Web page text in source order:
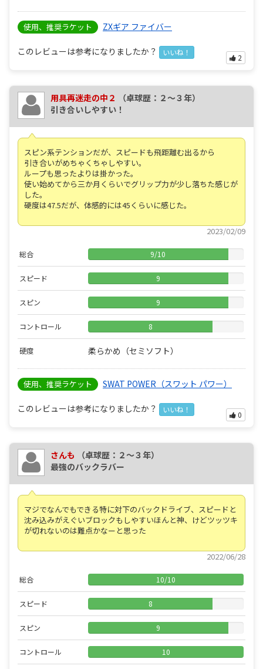
使用、推奨ラケット ZXギア ファイバー
このレビューは参考になりましたか？ いいね！
2
用具再迷走の中２
（卓球歴：２～３年）
引き合いしやすい！
スピン系テンションだが、スピードも飛距離む出るから
引き合いがめちゃくちゃしやすい。
ループも思ったよりは掛かった。
使い始めてから三か月くらいでグリップ力が少し落ちた感じが
した。
硬度は47.5だが、体感的には45くらいに感じた。
2023/02/09
総合 9/10
スピード 9
スピン 9
コントロール 8
硬度 柔らかめ（セミソフト）
使用、推奨ラケット SWAT POWER（スワット パワー）
このレビューは参考になりましたか？ いいね！
0
さんも
（卓球歴：２～３年）
最強のバックラバー
マジでなんでもできる特に対下のバックドライブ、スピードと
沈み込みがえぐいブロックもしやすいほんと神、けどツッツキ
が切れないのは難点かなーと思った
2022/06/28
総合 10/10
スピード 8
スピン 9
コントロール 10